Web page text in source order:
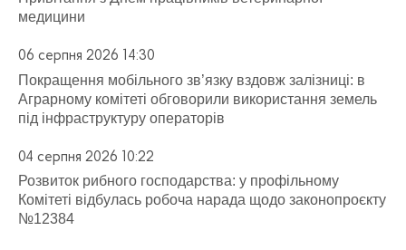
медицини
06 серпня 2026 14:30
Покращення мобільного зв’язку вздовж залізниці: в
Аграрному комітеті обговорили використання земель
під інфраструктуру операторів
04 серпня 2026 10:22
Розвиток рибного господарства: у профільному
Комітеті відбулась робоча нарада щодо законопроєкту
№12384